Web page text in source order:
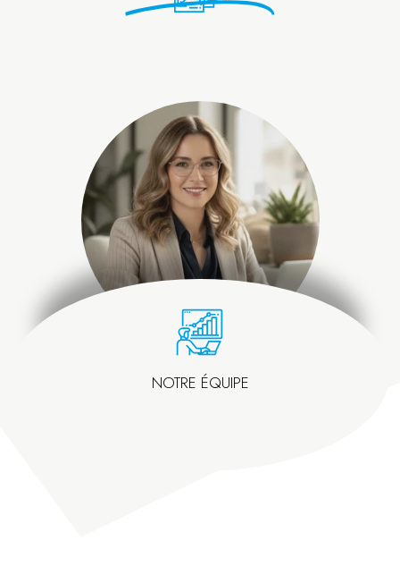
NOTRE ÉQUIPE